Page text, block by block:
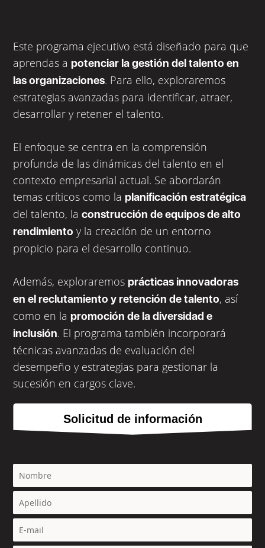
Este programa ejecutivo está diseñado para que
aprendas apotenciar la gestión del talento en
las organizaciones. Para ello, exploraremos
estrategias avanzadas para identificar, atraer,
desarrollar y retener el talento.
El enfoque se centra en la comprensión
profunda de las dinámicas del talento en el
contexto empresarial actual. Se abordarán
temas críticos como la planificación estratégica
del talento, la construcción de equipos de alto
rendimiento y la creación de un entorno
propicio para el desarrollo continuo.
Además, exploraremos prácticas innovadoras
en el reclutamiento y retención de talento, así
como en la promoción de la diversidad e
inclusión. El programa también incorporará
técnicas avanzadas de evaluación del
desempeño y estrategias para gestionar la
sucesión en cargos clave.
Solicitud de información